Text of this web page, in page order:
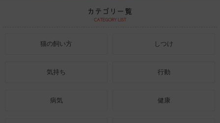
猫の飼い方 しつけ
気持ち 行動
病気 健康